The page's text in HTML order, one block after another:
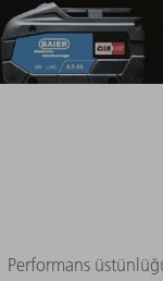
Performans